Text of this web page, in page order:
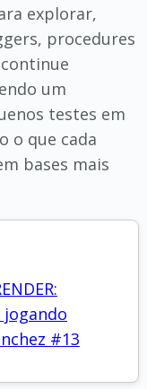
explorar,
procedures
continue
um
testes em
o que cada
bases mais
#13